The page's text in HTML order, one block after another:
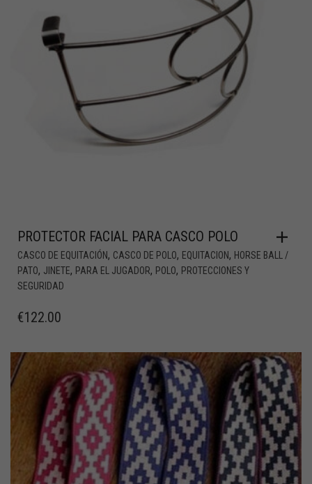
PROTECTOR FACIAL PARA CASCO POLO
CASCO DE EQUITACIÓN, CASCO DE POLO, EQUITACION, HORSE BALL /
PATO, JINETE, PARA EL JUGADOR, POLO, PROTECCIONES Y
SEGURIDAD
€122.00